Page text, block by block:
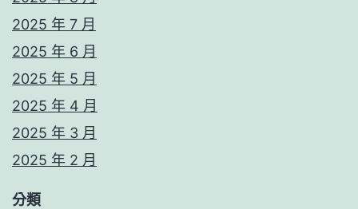
2025 年 7 月
2025 年 6 月
2025 年 5 月
2025 年 4 月
2025 年 3 月
2025 年 2 月
分類